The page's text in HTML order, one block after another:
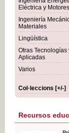
Eléctrica y Motores
Ingeniería
Materiales
Lingüística
Otras Tecnologías
Aplicadas
Varios
Col·leccions [+/-]
Recursos